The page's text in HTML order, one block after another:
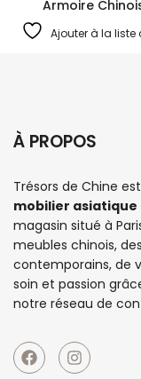
Armoire
Ajouter à la liste
À PROPOS
Trésors de Chine
mobilier asiatique
magasin situé à
meubles chinois,
contemporains, de
soin et passion
notre réseau de